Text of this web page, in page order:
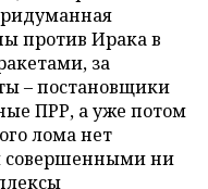
против Ирака в
за
– постановщики
ПРР, а уже потом
лома нет
совершенными ни